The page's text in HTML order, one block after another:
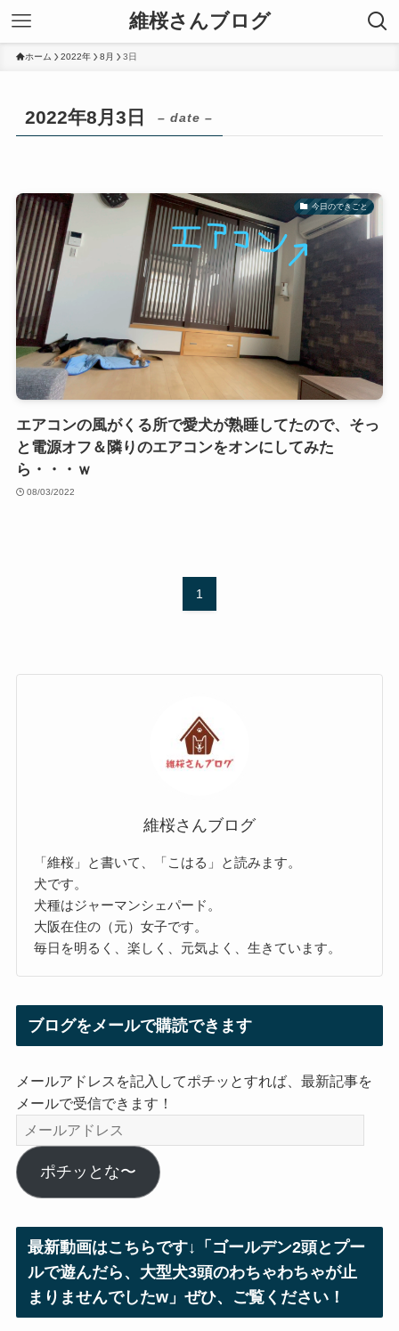
維桜さんブログ
ホーム 2022年 8月 3日
2022年8月3日 – date –
今日のできごと
エアコンの風がくる所で愛犬が熟睡してたので、そっ
と電源オフ＆隣りのエアコンをオンにしてみた
ら・・・ｗ
08/03/2022
1
維桜さんブログ
「維桜」と書いて、「こはる」と読みます。
犬です。
犬種はジャーマンシェパード。
大阪在住の（元）女子です。
毎日を明るく、楽しく、元気よく、生きています。
ブログをメールで購読できます
メールアドレスを記入してポチッとすれば、最新記事を
メールで受信できます！
メ
ー
ル
ア
ス
ポチッとな〜
最新動画はこちらです↓「ゴールデン2頭とプー
ルで遊んだら、大型犬3頭のわちゃわちゃが止
まりませんでしたw」ぜひ、ご覧ください！